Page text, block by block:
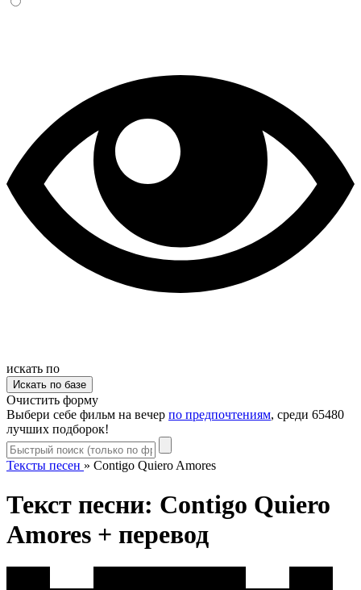
искать по
Очистить форму
Выбери себе фильм на вечер по предпочтениям, среди 65480
лучших подборок!
Тексты песен » Contigo Quiero Amores
Текст песни: Contigo Quiero
Amores + перевод